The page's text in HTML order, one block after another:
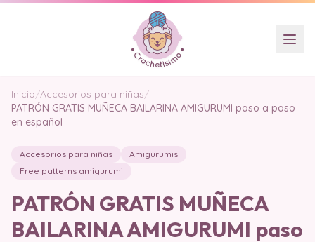
Inicio/Accesorios para niñas/
PATRÓN GRATIS MUÑECA BAILARINA AMIGURUMI paso a paso
en español
Accesorios para niñas
Amigurumis
Free patterns amigurumi
PATRÓN GRATIS MUÑECA
BAILARINA AMIGURUMI paso